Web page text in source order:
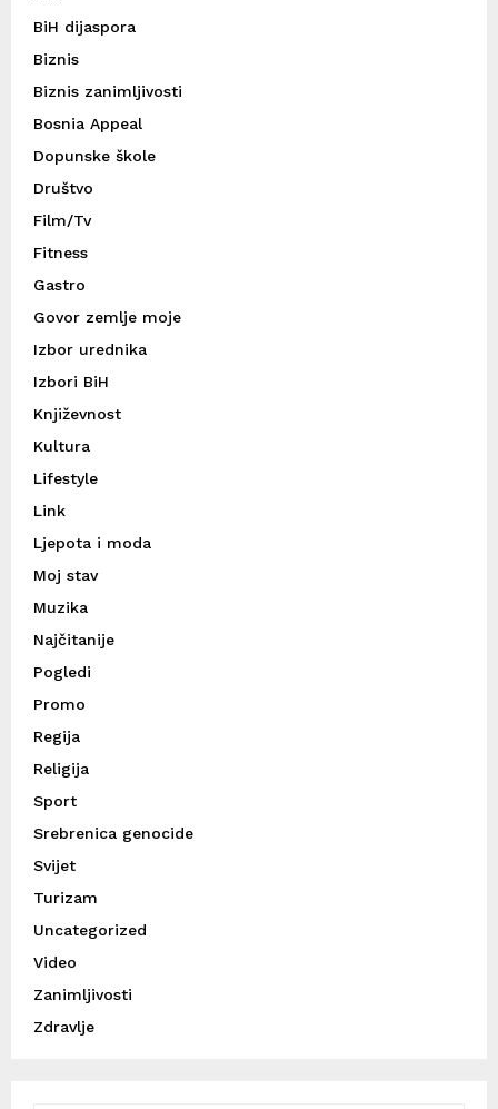
BiH dijaspora
Biznis
Biznis zanimljivosti
Bosnia Appeal
Dopunske škole
Društvo
Film/Tv
Fitness
Gastro
Govor zemlje moje
Izbor urednika
Izbori BiH
Književnost
Kultura
Lifestyle
Link
Ljepota i moda
Moj stav
Muzika
Najčitanije
Pogledi
Promo
Regija
Religija
Sport
Srebrenica genocide
Svijet
Turizam
Uncategorized
Video
Zanimljivosti
Zdravlje